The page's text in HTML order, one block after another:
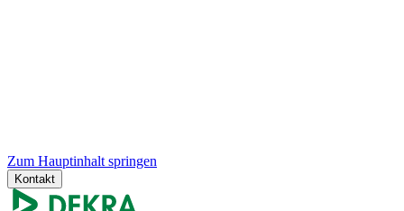
Zum Hauptinhalt springen
Kontakt